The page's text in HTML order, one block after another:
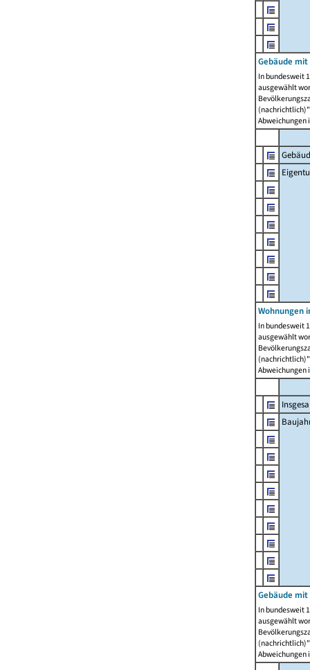
Gebäude
In bundesweit
ausgewählt
Abweichungen
Wohnungen
In bundesweit
ausgewählt
Abweichungen
Gebäude mit
In bundesweit
ausgewählt
Abweichungen